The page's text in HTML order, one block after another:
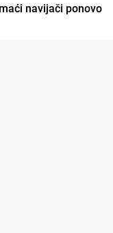
navijači ponovo